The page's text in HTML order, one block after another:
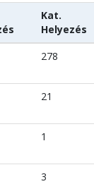
Kat.
Helyezés
278
21
1
3